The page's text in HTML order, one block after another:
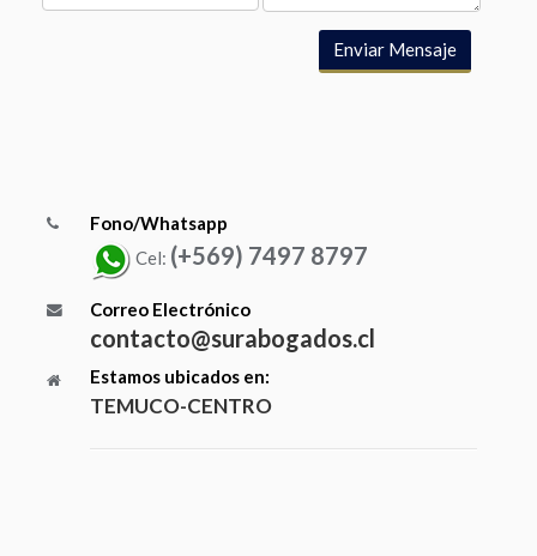
Enviar Mensaje
Fono/Whatsapp
Cel: (+569) 7497 8797
Correo Electrónico
contacto@surabogados.cl
Estamos ubicados en:
TEMUCO-CENTRO